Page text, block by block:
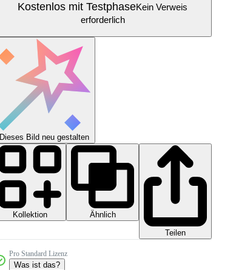
Kostenlos mit TestphaseKein Verweis
erforderlich
Dieses Bild neu gestalten
Kollektion
Ähnlich
Teilen
Pro Standard Lizenz
Was ist das?